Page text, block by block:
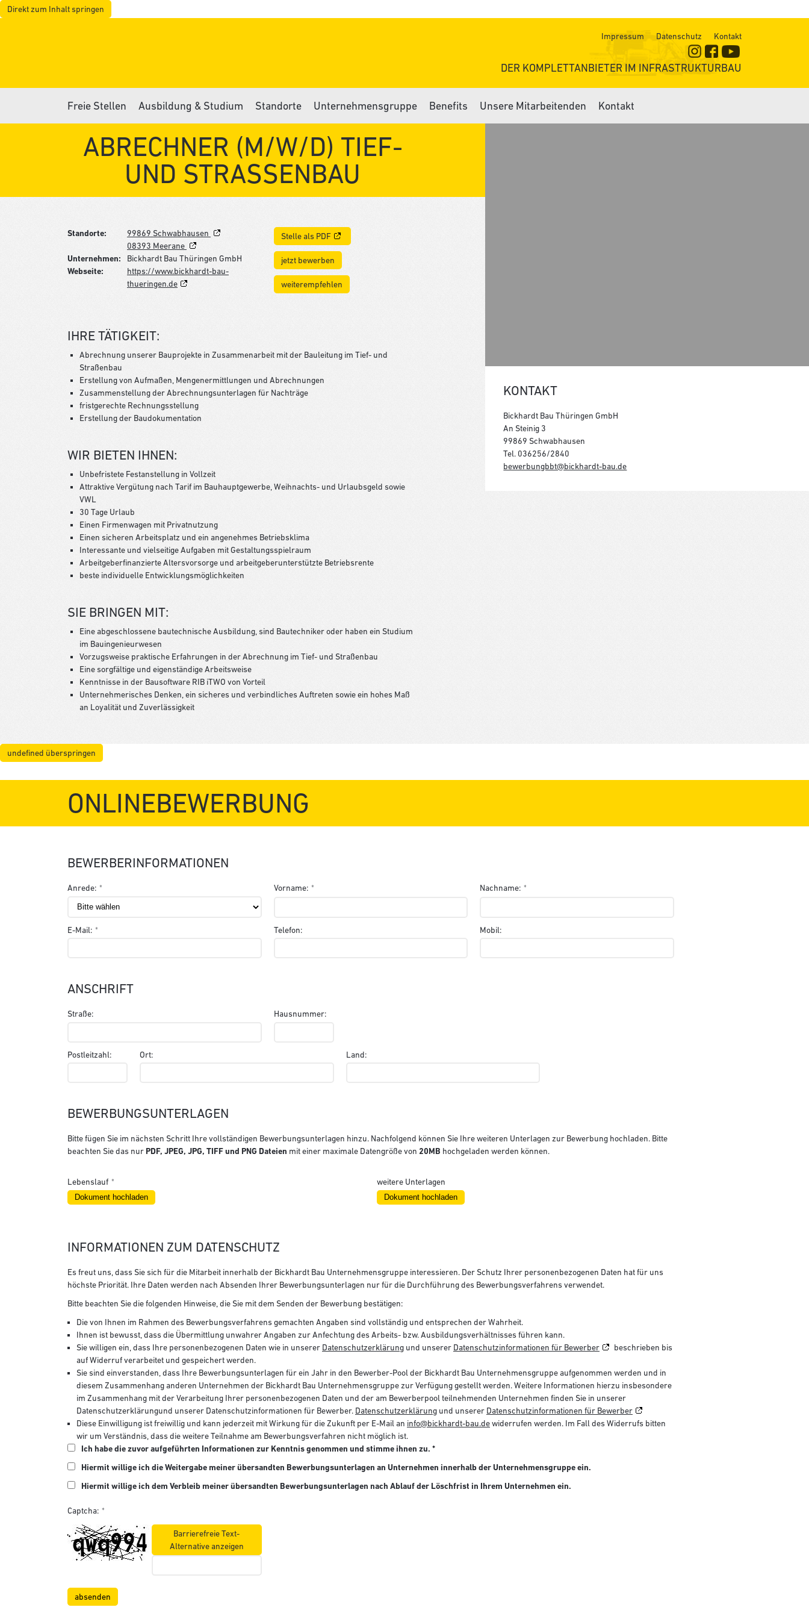
Direkt zum Inhalt springen
Impressum Datenschutz Kontakt
DER KOMPLETTANBIETER IM INFRASTRUKTURBAU
Freie Stellen Ausbildung & Studium Standorte Unternehmensgruppe Benefits Unsere Mitarbeitenden Kontakt
ABRECHNER (M/W/D) TIEF-
UND STRASSENBAU
Standorte:
99869 Schwabhausen
08393 Meerane
Unternehmen:
Bickhardt Bau Thüringen GmbH
Webseite:
https://www.bickhardt-bau-
thueringen.de
Stelle als PDF
jetzt bewerben
weiterempfehlen
IHRE TÄTIGKEIT:
Abrechnung unserer Bauprojekte in Zusammenarbeit mit der Bauleitung im Tief- und
Straßenbau
Erstellung von Aufmaßen, Mengenermittlungen und Abrechnungen
Zusammenstellung der Abrechnungsunterlagen für Nachträge
fristgerechte Rechnungsstellung
Erstellung der Baudokumentation
WIR BIETEN IHNEN:
Unbefristete Festanstellung in Vollzeit
Attraktive Vergütung nach Tarif im Bauhauptgewerbe, Weihnachts- und Urlaubsgeld sowie
VWL
30 Tage Urlaub
Einen Firmenwagen mit Privatnutzung
Einen sicheren Arbeitsplatz und ein angenehmes Betriebsklima
Interessante und vielseitige Aufgaben mit Gestaltungsspielraum
Arbeitgeberfinanzierte Altersvorsorge und arbeitgeberunterstützte Betriebsrente
beste individuelle Entwicklungsmöglichkeiten
SIE BRINGEN MIT:
Eine abgeschlossene bautechnische Ausbildung, sind Bautechniker oder haben ein Studium
im Bauingenieurwesen
Vorzugsweise praktische Erfahrungen in der Abrechnung im Tief- und Straßenbau
Eine sorgfältige und eigenständige Arbeitsweise
Kenntnisse in der Bausoftware RIB iTWO von Vorteil
Unternehmerisches Denken, ein sicheres und verbindliches Auftreten sowie ein hohes Maß
an Loyalität und Zuverlässigkeit
KONTAKT
Bickhardt Bau Thüringen GmbH
An Steinig 3
99869 Schwabhausen
Tel. 036256/2840
bewerbungbbt@bickhardt-bau.de
undefined überspringen
ONLINEBEWERBUNG
BEWERBERINFORMATIONEN
Anrede: Vorname: Nachname:
E-Mail: Telefon: Mobil:
ANSCHRIFT
Straße: Hausnummer:
Postleitzahl: Ort: Land:
BEWERBUNGSUNTERLAGEN
Bitte fügen Sie im nächsten Schritt Ihre vollständigen Bewerbungsunterlagen hinzu. Nachfolgend können Sie Ihre weiteren Unterlagen zur Bewerbung hochladen. Bitte
beachten Sie das nur PDF, JPEG, JPG, TIFF und PNG Dateien mit einer maximale Datengröße von 20MB hochgeladen werden können.
Lebenslauf weitere Unterlagen
INFORMATIONEN ZUM DATENSCHUTZ
Es freut uns, dass Sie sich für die Mitarbeit innerhalb der Bickhardt Bau Unternehmensgruppe interessieren. Der Schutz Ihrer personenbezogenen Daten hat für uns
höchste Priorität. Ihre Daten werden nach Absenden Ihrer Bewerbungsunterlagen nur für die Durchführung des Bewerbungsverfahrens verwendet.
Bitte beachten Sie die folgenden Hinweise, die Sie mit dem Senden der Bewerbung bestätigen:
Die von Ihnen im Rahmen des Bewerbungsverfahrens gemachten Angaben sind vollständig und entsprechen der Wahrheit.
Ihnen ist bewusst, dass die Übermittlung unwahrer Angaben zur Anfechtung des Arbeits- bzw. Ausbildungsverhältnisses führen kann.
Sie willigen ein, dass Ihre personenbezogenen Daten wie in unserer Datenschutzerklärungund unserer Datenschutzinformationen für Bewerber
beschrieben bis
auf Widerruf verarbeitet und gespeichert werden.
Sie sind einverstanden, dass Ihre Bewerbungsunterlagen für ein Jahr in den Bewerber-Pool der Bickhardt Bau Unternehmensgruppe aufgenommen werden und in
diesem Zusammenhang anderen Unternehmen der Bickhardt Bau Unternehmensgruppe zur Verfügung gestellt werden. Weitere Informationen hierzu insbesondere
im Zusammenhang mit der Verarbeitung Ihrer personenbezogenen Daten und der am Bewerberpool teilnehmenden Unternehmen finden Sie in unserer
Datenschutzerklärungund unserer Datenschutzinformationen für Bewerber. Datenschutzerklärungund unserer Datenschutzinformationen für Bewerber
Diese Einwilligung ist freiwillig und kann jederzeit mit Wirkung für die Zukunft per E-Mail an info@bickhardt-bau.dewiderrufen werden. Im Fall des Widerrufs bitten
wir um Verständnis, dass die weitere Teilnahme am Bewerbungsverfahren nicht möglich ist.
Ich habe die zuvor aufgeführten Informationen zur Kenntnis genommen und stimme ihnen zu. *
Hiermit willige ich die Weitergabe meiner übersandten Bewerbungsunterlagen an Unternehmen innerhalb der Unternehmensgruppe ein.
Hiermit willige ich dem Verbleib meiner übersandten Bewerbungsunterlagen nach Ablauf der Löschfrist in Ihrem Unternehmen ein.
Captcha:
Barrierefreie Text-
Alternative anzeigen